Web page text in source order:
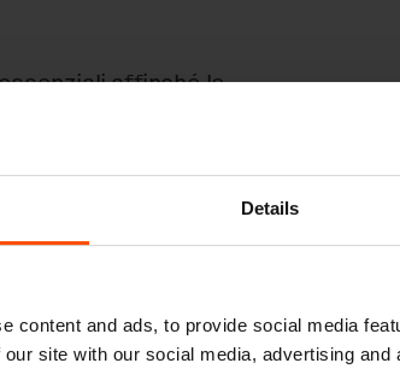
Details
content and ads, to provide social media
site with our social media, advertising
affinché le
del tempo
regionale
e schienali, alcune
con l‘aggiunta di
non convenzionali.
completo senza
dalle gamme